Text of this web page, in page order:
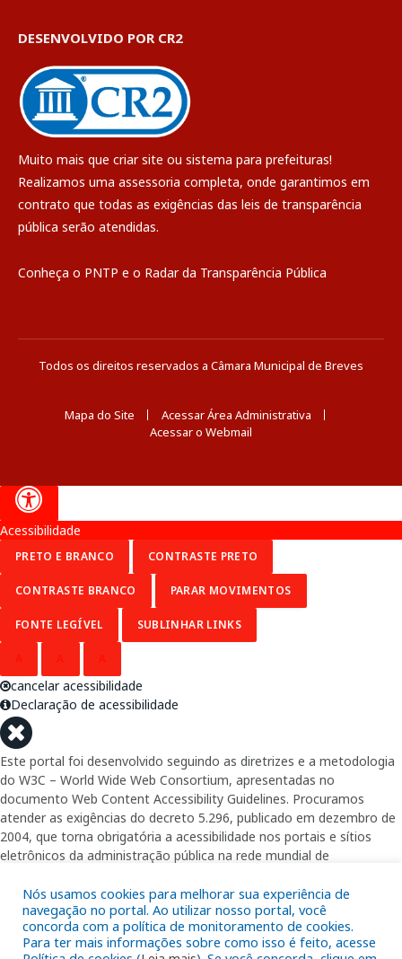
DESENVOLVIDO POR CR2
Muito mais que criar site ou sistema para prefeituras!
Realizamos uma assessoria completa, onde garantimos em
contrato que todas as exigências das leis de transparência
pública serão atendidas.
Conheça o PNTP e o Radar da Transparência Pública
Todos os direitos reservados a Câmara Municipal de Breves
Mapa do Site
Acessar Área Administrativa
Acessar o Webmail
Nós usamos cookies para melhorar sua experiência de
navegação no portal. Ao utilizar nosso portal, você
concorda com a política de monitoramento de cookies.
Para ter mais informações sobre como isso é feito, acesse
Acessibilidade
PRETO E BRANCO CONTRASTE PRETO
CONTRASTE BRANCO PARAR MOVIMENTOS
FONTE LEGÍVEL SUBLINHAR LINKS
cancelar acessibilidade
Declaração de acessibilidade
Este portal foi desenvolvido seguindo as diretrizes e a metodologia
do W3C – World Wide Web Consortium, apresentadas no
documento Web Content Accessibility Guidelines. Procuramos
atender as exigências do decreto 5.296, publicado em dezembro de
2004, que torna obrigatória a acessibilidade nos portais e sítios
eletrônicos da administração pública na rede mundial de
garantindo-lhes o pleno acesso aos conteúdos disponíveis.
Além de validações automáticas, foram realizados testes em
diversos navegadores e através do utilitário de acesso a Internet do